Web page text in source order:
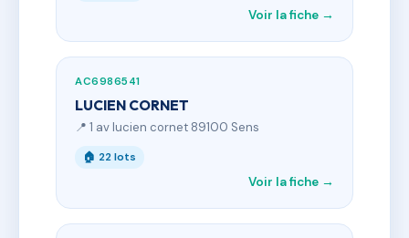
Voir la fiche →
AC6986541
LUCIEN CORNET
📍 1 av lucien cornet 89100 Sens
🏠 22 lots
Voir la fiche →